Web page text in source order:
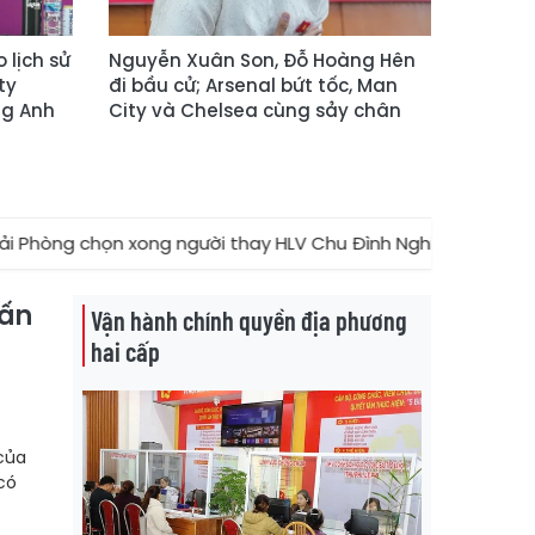
lịch sử
Anh
Nguyễn Xuân Son, Đỗ Hoàng Hên
đi bầu cử; Arsenal bứt tốc, Man
City và Chelsea cùng sảy chân
người thay HLV Chu Đình Nghiêm; Man City sảy chân,
Vận hành chính quyền địa phương
hai cấp